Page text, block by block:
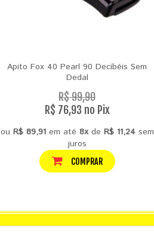
Apito Fox 40 Pearl 90 Decibéis Sem
Dedal
R$ 99,90
R$ 76,93 no Pix
ou R$ 89,91em até 8xde R$ 11,24sem
juros
COMPRAR